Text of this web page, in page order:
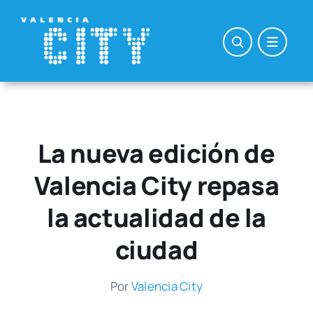
contenido
La nueva edición de
Valencia City repasa
la actualidad de la
ciudad
PorValen­cia City